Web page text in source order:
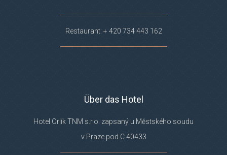
Restaurant: + 420 734 443 162
Über das Hotel
Hotel Orlík TNM s.r.o. zapsaný u Městského soudu
v Praze pod C 40433